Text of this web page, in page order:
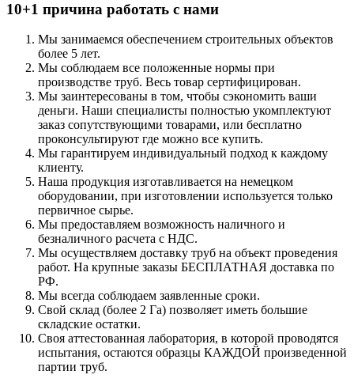
10+1 причина работать с нами
Мы занимаемся обеспечением строительных объектов
более 5 лет.
Мы соблюдаем все положенные нормы при
производстве труб. Весь товар сертифицирован.
Мы заинтересованы в том, чтобы сэкономить ваши
деньги. Наши специалисты полностью укомплектуют
заказ сопутствующими товарами, или бесплатно
проконсультируют где можно все купить.
Мы гарантируем индивидуальный подход к каждому
клиенту.
Наша продукция изготавливается на немецком
оборудовании, при изготовлении используется только
первичное сырье.
Мы предоставляем возможность наличного и
безналичного расчета с НДС.
Мы осуществляем доставку труб на объект проведения
работ. На крупные заказы БЕСПЛАТНАЯ доставка по
РФ.
Мы всегда соблюдаем заявленные сроки.
Свой склад (более 2 Га) позволяет иметь большие
складские остатки.
Своя аттестованная лаборатория, в которой проводятся
испытания, остаются образцы КАЖДОЙ произведенной
партии труб.